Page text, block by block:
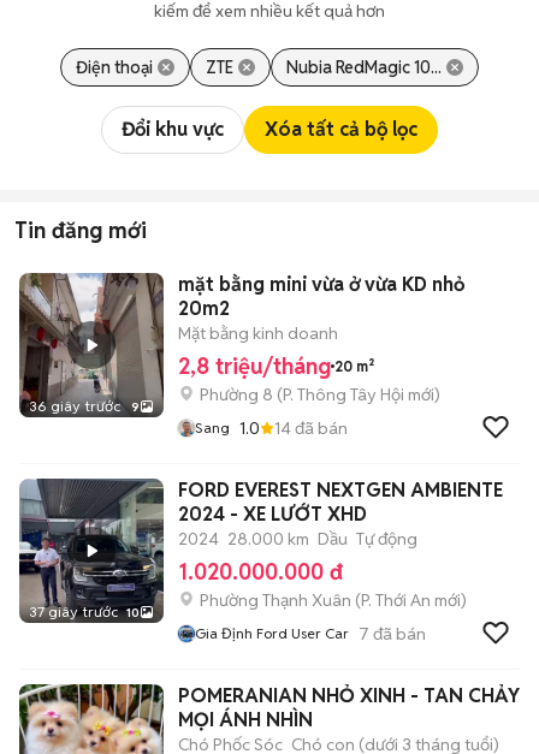
kiếm để xem nhiều kết quả hơn
Điện thoại ZTE Nubia RedMagic 10...
Đổi khu vực Xóa tất cả bộ lọc
Tin đăng mới
36 giây trước 9
mặt bằng mini vừa ở vừa KD nhỏ
20m2
Mặt bằng kinh doanh
2,8 triệu/tháng 20 m²
Phường 8 (P. Thông Tây Hội mới)
Sang 1.0 14đã bán
37 giây trước 10
FORD EVEREST NEXTGEN AMBIENTE
2024 - XE LƯỚT XHD
2024 28.000 km Dầu Tự động
1.020.000.000 đ
Phường Thạnh Xuân (P. Thới An mới)
Gia Định Ford User Car 7 đã bán
POMERANIAN NHỎ XINH - TAN CHẢY
MỌI ÁNH NHÌN
Chó Phốc Sóc Chó con (dưới 3 tháng tuổi)